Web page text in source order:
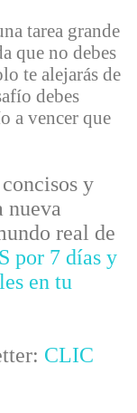
tarea grande
que no debes
te alejarás de
debes
a vencer que
y
nueva
real de
por 7 días y
en tu
CLIC